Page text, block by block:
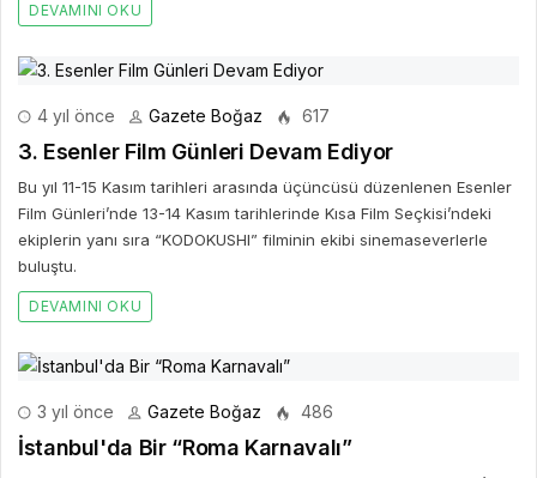
DEVAMINI OKU
4 yıl önce Gazete Boğaz 617
3. Esenler Film Günleri Devam Ediyor
Bu yıl 11-15 Kasım tarihleri arasında üçüncüsü düzenlenen Esenler
Film Günleri’nde 13-14 Kasım tarihlerinde Kısa Film Seçkisi’ndeki
ekiplerin yanı sıra “KODOKUSHI” filminin ekibi sinemaseverlerle
buluştu.
DEVAMINI OKU
3 yıl önce Gazete Boğaz 486
İstanbul'da Bir “Roma Karnavalı”